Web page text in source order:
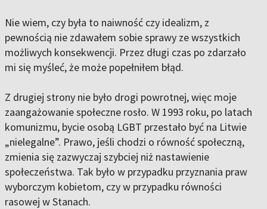
Nie wiem, czy była to naiwność czy idealizm, z
pewnością nie zdawałem sobie sprawy ze wszystkich
możliwych konsekwencji. Przez długi czas po zdarzało
mi się myśleć, że może popełniłem błąd.
Z drugiej strony nie było drogi powrotnej, więc moje
zaangażowanie społeczne rosło. W 1993 roku, po latach
komunizmu, bycie osobą LGBT przestało być na Litwie
„nielegalne”. Prawo, jeśli chodzi o równość społeczną,
zmienia się zazwyczaj szybciej niż nastawienie
społeczeństwa. Tak było w przypadku przyznania praw
wyborczym kobietom, czy w przypadku równości
rasowej w Stanach.